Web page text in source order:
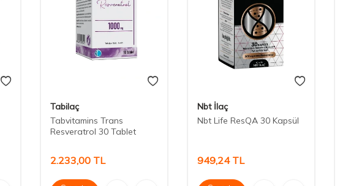
Tabilaç
Tabvitamins Trans
Resveratrol 30 Tablet
2.233,00 TL
Nbt İlaç
Nbt Life ResQA 30 Kapsül
949,24TL